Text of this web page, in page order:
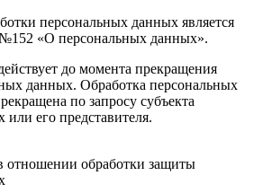
персональных данных является
«О персональных данных».
до момента прекращения
данных. Обработка персональных
по запросу субъекта
его представителя.
отношении обработки защиты